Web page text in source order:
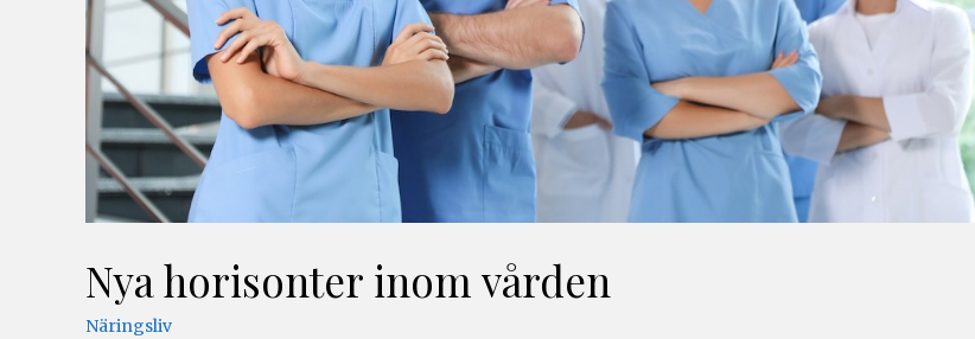
Nya horisonter inom vården
Näringsliv